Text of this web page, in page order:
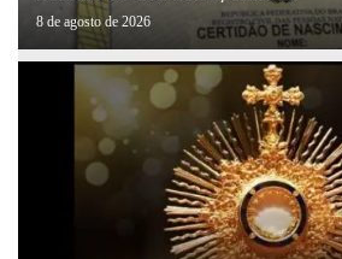
8 de agosto de 2026